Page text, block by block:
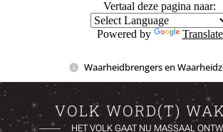
Vertaal deze pagina naar:
Powered by Translate
Waarheidbrengers en
VOLK WORD(T)
HET VOLK GAAT NU MASSAAL